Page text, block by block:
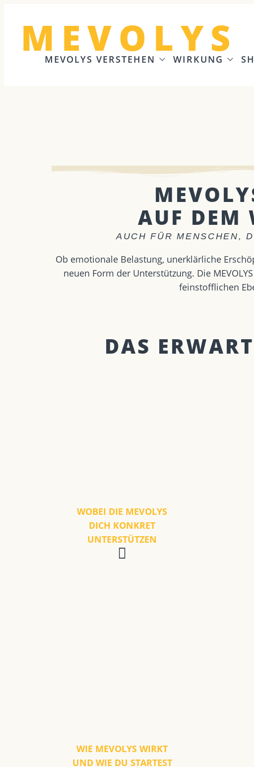
MEVOLYS
MEVOLYS VERSTEHEN WIRKUNG
AUF DEM
AUCH FÜR MENSCHEN,
Ob emotionale Belastung, unerklärliche
neuen Form der Unterstützung. Die
feinstofflichen
DAS
WOBEI DIE MEVOLYS
DICH KONKRET
UNTERSTÜTZEN
WIE MEVOLYS WIRKT
UND WIE DU STARTEST